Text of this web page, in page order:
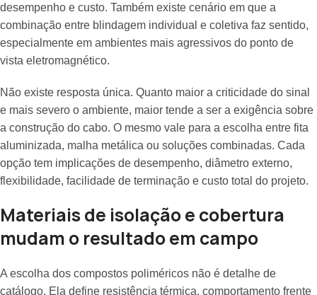
desempenho e custo. Também existe cenário em que a
combinação entre blindagem individual e coletiva faz sentido,
especialmente em ambientes mais agressivos do ponto de
vista eletromagnético.
Não existe resposta única. Quanto maior a criticidade do sinal
e mais severo o ambiente, maior tende a ser a exigência sobre
a construção do cabo. O mesmo vale para a escolha entre fita
aluminizada, malha metálica ou soluções combinadas. Cada
opção tem implicações de desempenho, diâmetro externo,
flexibilidade, facilidade de terminação e custo total do projeto.
Materiais de isolação e cobertura
mudam o resultado em campo
A escolha dos compostos poliméricos não é detalhe de
catálogo. Ela define resistência térmica, comportamento frente